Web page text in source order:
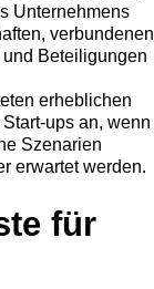
Unternehmens
verbundenen
Beteiligungen
erheblichen
ups an, wenn
Szenarien
erwartet werden.
für